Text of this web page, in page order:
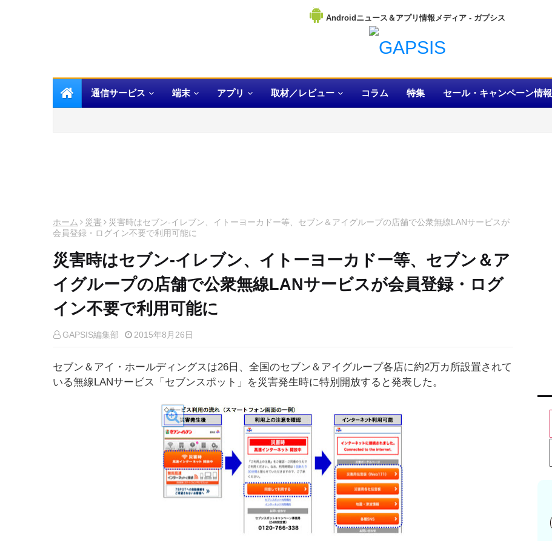
Androidニュース＆アプリ情報メディア
通信サービス 端末 アプリ 取材／レビュー コラム 特集 セール・キャンペーン情報
ホーム 災害
災害時はセブン-イレブン、イトーヨーカドー等、セブン＆アイグループの店舗で公衆無線LANサービスが
会員登録・ログイン不要で利用可能に
災害時はセブン-イレブン、イトーヨーカドー等、セブン＆ア
イグループの店舗で公衆無線LANサービスが会員登録・ログ
イン不要で利用可能に
GAPSIS編集部 2015年8月26日
セブン＆アイ・ホールディングスは26日、全国のセブン＆アイグループ各店に約2万カ所設置されて
いる無線LANサービス「セブンスポット」を災害発生時に特別開放すると発表した。